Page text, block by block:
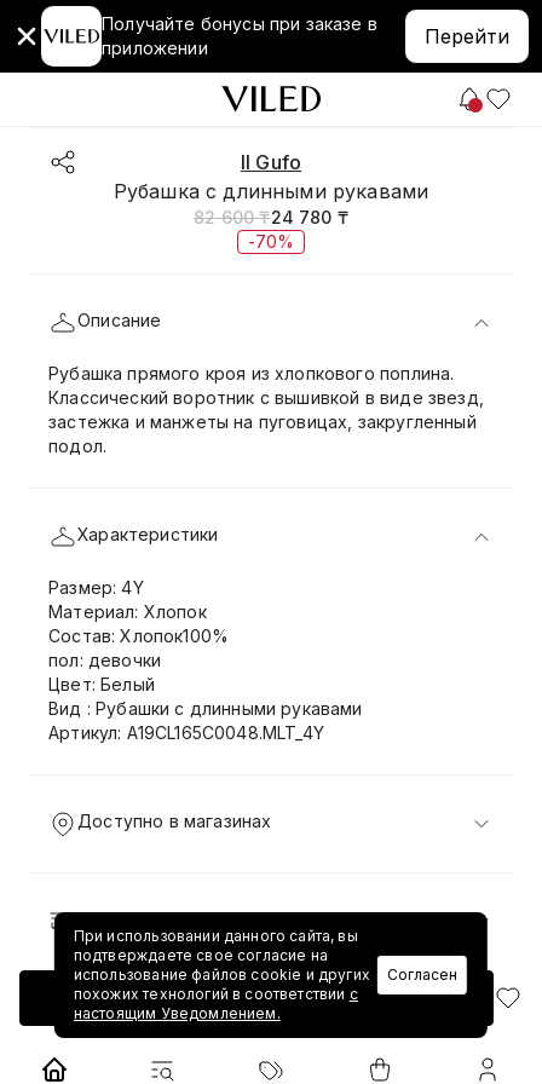
Получайте бонусы при заказе в
приложении
Перейти
Il Gufo
Рубашка с длинными рукавами
82 600 ₸24 780 ₸
-70%
Добавить в корзину
Описание
Рубашка прямого кроя из хлопкового поплина.
Классический воротник с вышивкой в виде звезд,
застежка и манжеты на пуговицах, закругленный
подол.
Характеристики
Размер: 4Y
Материал: Хлопок
Состав: Хлопок100%
пол: девочки
Цвет: Белый
Вид : Рубашки с длинными рукавами
Артикул: A19CL165C0048.MLT_4Y
Доступно в магазинах
Доставка и возврат
При использовании данного сайта, вы
подтверждаете свое согласие на
использование файлов cookie и других
похожих технологий в соответствии с
настоящим Уведомлением.
Согласен